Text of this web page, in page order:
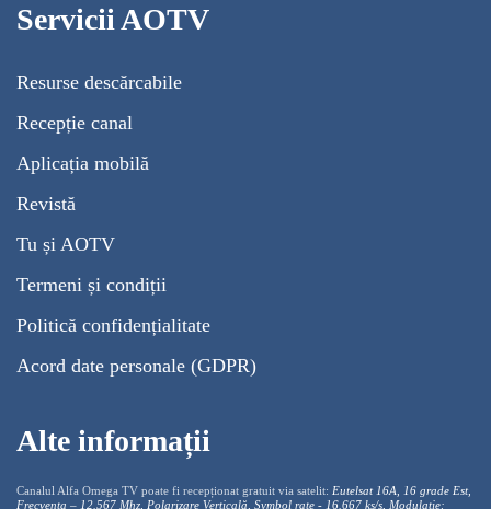
Servicii AOTV
Resurse descărcabile
Recepție canal
Aplicația mobilă
Revistă
Tu și AOTV
Termeni și condiții
Politică confidențialitate
Acord date personale (GDPR)
Alte informații
Canalul Alfa Omega TV poate fi recepționat gratuit via satelit: Eutelsat 16A, 16 grade Est,
Frecventa – 12.567 Mhz, Polarizare Verticală, Symbol rate - 16.667 ks/s, Modulație: